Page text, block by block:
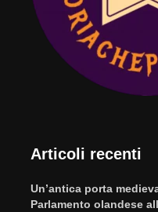
Articoli recenti
Un’antica porta
Parlamento olandese